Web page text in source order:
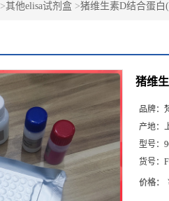
>其他elisa试剂盒 >猪维生素D结合蛋白
猪维
品牌：
产地：
型号：
货号：
价格：